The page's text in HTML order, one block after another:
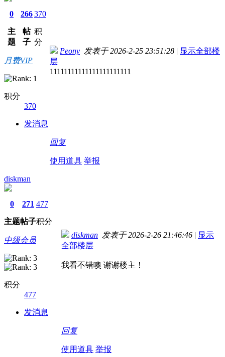
0
主
题
266
帖
子
370
积
分
月费VIP
积分
370
发消息
Peony 发表于 2026-2-25 23:51:28 | 显示全部楼
层
11111111111111111111111
回复
使用道具 举报
diskman
0
主题
271
帖子
477
积分
中级会员
积分
477
发消息
diskman 发表于 2026-2-26 21:46:46 | 显示
全部楼层
我看不错噢 谢谢楼主！
回复
使用道具 举报